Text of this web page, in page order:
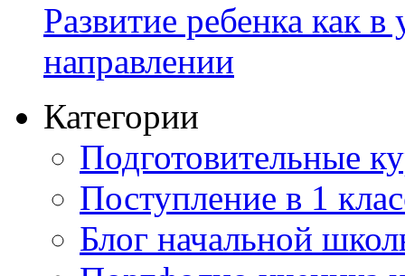
Развитие ребенка как
направлении
Категории
Подготовительные
Поступление в 1
Блог начальной